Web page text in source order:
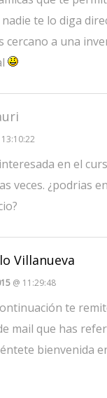
te lo diga
cercano a una
13:10:22
en el
veces. ¿podrias
Villanueva
@ 11:29:48
te
mail que has
bienvenida